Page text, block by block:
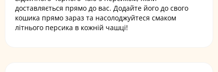
доставляється прямо до вас. Додайте його до свого
кошика прямо зараз та насолоджуйтеся смаком
літнього персика в кожній чашці!